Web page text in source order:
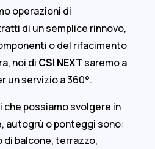
operazioni di
di un semplice rinnovo,
o del rifacimento
noi di CSI NEXTsaremo a
un servizio a 360°.
possiamo svolgere in
autogrù o ponteggi sono:
balcone, terrazzo,